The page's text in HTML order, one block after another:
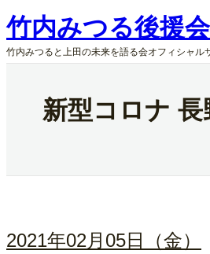
内
容
を
ス
竹内みつる後援
竹内みつると上田の未来を語る会オフィシャル
新型コロナ 長
2021年02月05日（金）